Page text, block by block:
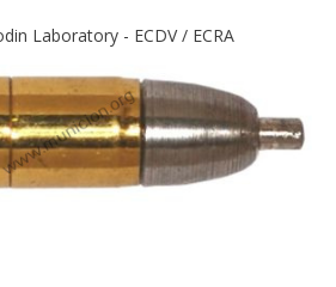
Laboratory - ECDV / ECRA